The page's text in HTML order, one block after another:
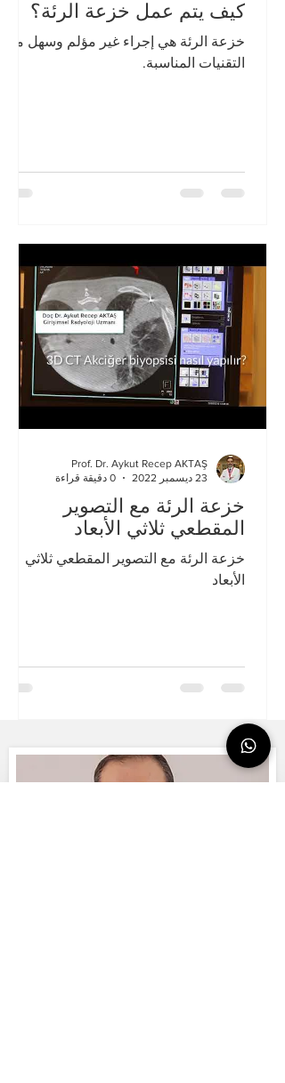
كيف يتم عمل خزعة الرئة؟
خزعة الرئة هي إجراء غير مؤلم وسهل مع
التقنيات المناسبة.
خزعة الرئة مع التصوير
المقطعي ثلاثي الأبعاد
خزعة الرئة مع التصوير المقطعي ثلاثي
الأبعاد
Prof. Dr. Aykut Recep AKTAŞ
23 ديسمبر 2022
0 دقيقة قراءة